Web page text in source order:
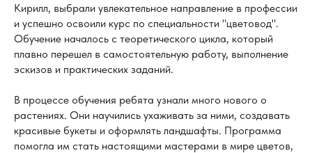
Кирилл, выбрали увлекательное направление в профессии
и успешно освоили курс по специальности "цветовод".
Обучение началось с теоретического цикла, который
плавно перешел в самостоятельную работу, выполнение
эскизов и практических заданий.
В процессе обучения ребята узнали много нового о
растениях. Они научились ухаживать за ними, создавать
красивые букеты и оформлять ландшафты. Программа
помогла им стать настоящими мастерами в мире цветов,